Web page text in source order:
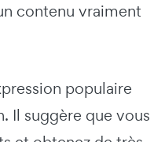
contenu vraiment
populaire
Il suggère que vous